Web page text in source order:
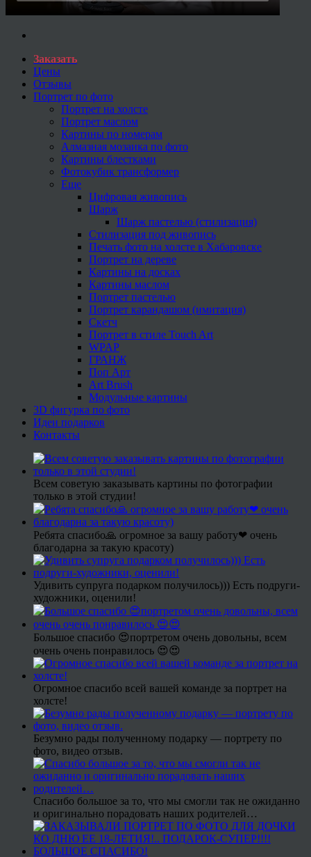
Заказать
Цены
Отзывы
Портрет по фото
Портрет на холсте
Портрет маслом
Картины по номерам
Алмазная мозаика по фото
Картины блестками
Фотокубик трансформер
Еще
Цифровая живопись
Шарж
Шарж пастелью (стилизация)
Стилизация под живопись
Печать фото на холсте в Хабаровске
Портрет на дереве
Картины на досках
Картины маслом
Портрет пастелью
Портрет карандашом (имитация)
Скетч
Портрет в стиле Touch Art
WPAP
ГРАНЖ
Поп Арт
Art Brush
Модульные картины
3D фигурка по фото
Идеи подарков
Контакты
Всем советую заказывать картины по фотографии
только в этой студии!
Ребята спасибо🙏 огромное за вашу работу❤ очень
благодарна за такую красоту)
Удивить супруга подарком получилось))) Есть подруги-
художники, оценили!
Большое спасибо 😍портретом очень довольны, всем
очень очень понравилось 😍😍
Огромное спасибо всей вашей команде за портрет на
холсте!
Безумно рады полученному подарку — портрету по
фото, видео отзыв.
Спасибо большое за то, что мы смогли так не ожиданно
и оригинально порадовать наших родителей…